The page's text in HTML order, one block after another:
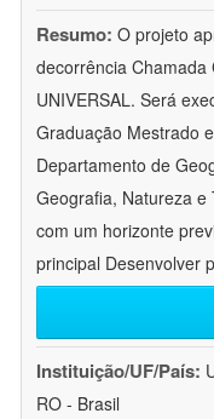
Resumo: O projeto
decorrência Chamada
UNIVERSAL. Será
Graduação Mestrado
Departamento de
Geografia, Natureza e
com um horizonte
principal Desenvolver
Instituição/UF/País:
RO - Brasil